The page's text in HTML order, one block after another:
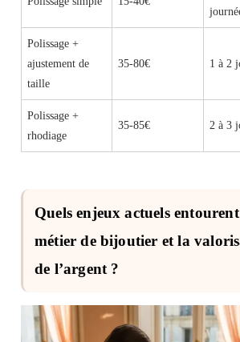
Polissage +
ajustement de
taille
35-80€ 1 à 2
Polissage +
rhodiage
35-85€ 2 à 3
Quels enjeux actuels
métier de bijoutier et la
de l’argent ?